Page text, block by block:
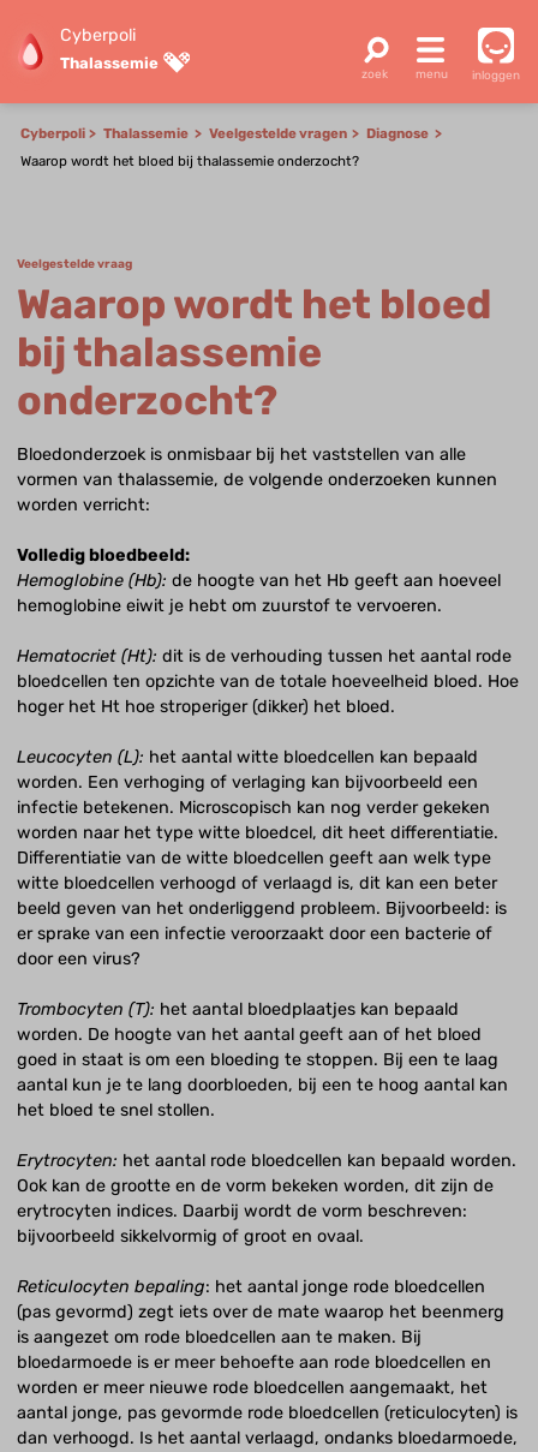
Cyberpoli
Thalassemie
inloggen
Cyberpoli Thalassemie Veelgestelde vragen
Diagnose
Waarop wordt het bloed bij thalassemie onderzocht?
Veelgestelde vraag
Waarop wordt het bloed
bij thalassemie
onderzocht?
Bloedonderzoek is onmisbaar bij het vaststellen van alle
vormen van thalassemie, de volgende onderzoeken kunnen
worden verricht:
Volledig bloedbeeld:
Hemoglobine (Hb): de hoogte van het Hb geeft aan hoeveel
hemoglobine eiwit je hebt om zuurstof te vervoeren.
Hematocriet (Ht): dit is de verhouding tussen het aantal rode
bloedcellen ten opzichte van de totale hoeveelheid bloed. Hoe
hoger het Ht hoe stroperiger (dikker) het bloed.
Leucocyten (L): het aantal witte bloedcellen kan bepaald
worden. Een verhoging of verlaging kan bijvoorbeeld een
infectie betekenen. Microscopisch kan nog verder gekeken
worden naar het type witte bloedcel, dit heet differentiatie.
Differentiatie van de witte bloedcellen geeft aan welk type
witte bloedcellen verhoogd of verlaagd is, dit kan een beter
beeld geven van het onderliggend probleem. Bijvoorbeeld: is
er sprake van een infectie veroorzaakt door een bacterie of
door een virus?
Trombocyten (T): het aantal bloedplaatjes kan bepaald
worden. De hoogte van het aantal geeft aan of het bloed
goed in staat is om een bloeding te stoppen. Bij een te laag
aantal kun je te lang doorbloeden, bij een te hoog aantal kan
het bloed te snel stollen.
Erytrocyten: het aantal rode bloedcellen kan bepaald worden.
Ook kan de grootte en de vorm bekeken worden, dit zijn de
erytrocyten indices. Daarbij wordt de vorm beschreven:
bijvoorbeeld sikkelvormig of groot en ovaal.
Reticulocyten bepaling: het aantal jonge rode bloedcellen
(pas gevormd) zegt iets over de mate waarop het beenmerg
is aangezet om rode bloedcellen aan te maken. Bij
bloedarmoede is er meer behoefte aan rode bloedcellen en
worden er meer nieuwe rode bloedcellen aangemaakt, het
aantal jonge, pas gevormde rode bloedcellen (reticulocyten) is
dan verhoogd. Is het aantal verlaagd, ondanks bloedarmoede,